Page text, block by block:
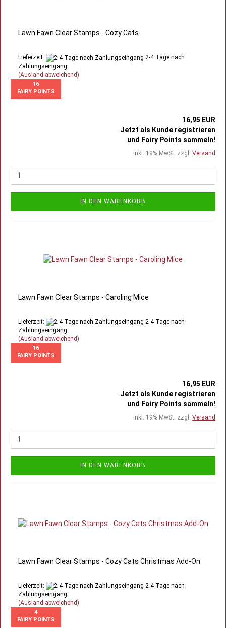
Lawn Fawn Clear Stamps - Cozy Cats
Lieferzeit:
2-4 Tage nach
Zahlungseingang
(Ausland abweichend)
16
FAIRY POINTS
16,95 EUR
Jetzt als Kunde registrieren
und Fairy Points sammeln!
inkl. 19% MwSt. zzgl. Versand
IN DEN WARENKORB
Lawn Fawn Clear Stamps - Caroling Mice
Lieferzeit:
2-4 Tage nach
Zahlungseingang
(Ausland abweichend)
16
FAIRY POINTS
16,95 EUR
Jetzt als Kunde registrieren
und Fairy Points sammeln!
inkl. 19% MwSt. zzgl. Versand
IN DEN WARENKORB
Lawn Fawn Clear Stamps - Cozy Cats Christmas Add-On
Lieferzeit:
2-4 Tage nach
Zahlungseingang
(Ausland abweichend)
4
FAIRY POINTS